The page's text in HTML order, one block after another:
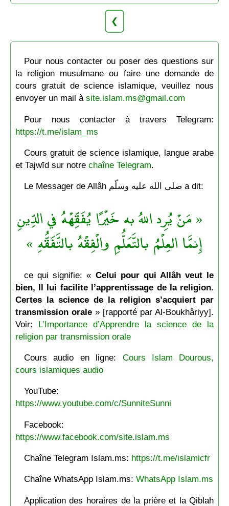
❮
Pour nous contacter ou poser des questions sur
la religion musulmane ou faire une demande de
cours gratuit de science islamique, veuillez nous
envoyer un mail à site.islam.ms@gmail.com
Pour nous contacter à travers Telegram:
https://t.me/islam_ms
Cours gratuit de science islamique, langue arabe
et Tajwīd sur notre chaîne Telegram.
Le Messager de Allâh صلى الله عليه وسلّم a dit:
« مَنْ يُرِد اللهُ به خَيْرًا يُفَقِّهْهُ في الدِّينِ
إِنمَّا العِلْمُ بالتَّعَلُّمِ والْفِقْهُ بالتَّفَقُّهِ »
ce qui signifie: « Celui pour qui Allâh veut le
bien, Il lui facilite l’apprentissage de la religion.
Certes la science de la religion s’acquiert par
transmission orale» [rapporté par Al-Boukhâriyy].
Voir: L’Importance d’Apprendre la science de la
religion par transmission orale
Cours audio en ligne: Cours Islam Dourous,
cours islamiques audio
YouTube:
https://www.youtube.com/c/SunniteSunni
Facebook:
https://www.facebook.com/site.islam.ms
Chaîne Telegram Islam.ms: https://t.me/islamicfr
Chaîne WhatsApp Islam.ms: WhatsApp Islam.ms
Application des horaires de la prière et la Qiblah